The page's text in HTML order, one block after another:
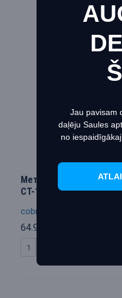
Этот
cobra
Металлодетектор
CT-1062
64.95€
Jau pavisam
daļēju Saules
no